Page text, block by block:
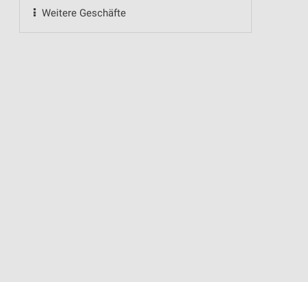
Weitere Geschäfte